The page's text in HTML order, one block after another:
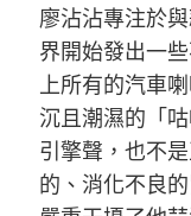
廖沾沾專注於
界開始發出一
上所有的汽車
沉且潮濕的「
引擎聲，也不
的、消化不良